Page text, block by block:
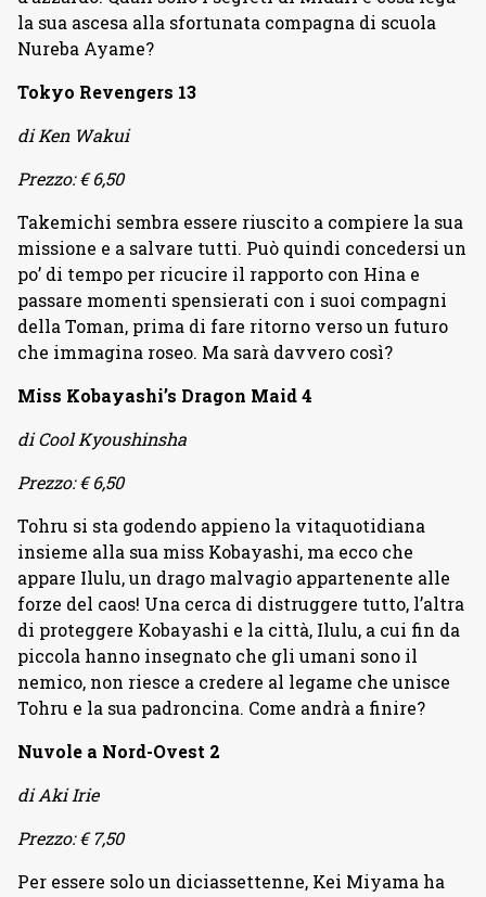
la sua ascesa alla sfortunata compagna di scuola
Nureba Ayame?
Tokyo Revengers 13
di Ken Wakui
Prezzo: € 6,50
Takemichi sembra essere riuscito a compiere la sua
missione e a salvare tutti. Può quindi concedersi un
po’ di tempo per ricucire il rapporto con Hina e
passare momenti spensierati con i suoi compagni
della Toman, prima di fare ritorno verso un futuro
che immagina roseo. Ma sarà davvero così?
Miss Kobayashi’s Dragon Maid 4
di Cool Kyoushinsha
Prezzo: € 6,50
Tohru si sta godendo appieno la vitaquotidiana
insieme alla sua miss Kobayashi, ma ecco che
appare Ilulu, un drago malvagio appartenente alle
forze del caos! Una cerca di distruggere tutto, l’altra
di proteggere Kobayashi e la città, Ilulu, a cui fin da
piccola hanno insegnato che gli umani sono il
nemico, non riesce a credere al legame che unisce
Tohru e la sua padroncina. Come andrà a finire?
Nuvole a Nord-Ovest 2
di Aki Irie
Prezzo: € 7,50
Per essere solo un diciassettenne, Kei Miyama ha